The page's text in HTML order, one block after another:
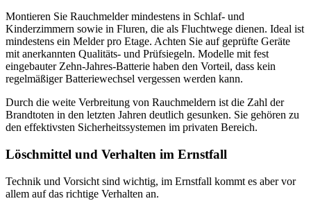
Montieren Sie Rauchmelder mindestens in Schlaf- und
Kinderzimmern sowie in Fluren, die als Fluchtwege dienen. Ideal ist
mindestens ein Melder pro Etage. Achten Sie auf geprüfte Geräte
mit anerkannten Qualitäts- und Prüfsiegeln. Modelle mit fest
eingebauter Zehn-Jahres-Batterie haben den Vorteil, dass kein
regelmäßiger Batteriewechsel vergessen werden kann.
Durch die weite Verbreitung von Rauchmeldern ist die Zahl der
Brandtoten in den letzten Jahren deutlich gesunken. Sie gehören zu
den effektivsten Sicherheitssystemen im privaten Bereich.
Löschmittel und Verhalten im Ernstfall
Technik und Vorsicht sind wichtig, im Ernstfall kommt es aber vor
allem auf das richtige Verhalten an.